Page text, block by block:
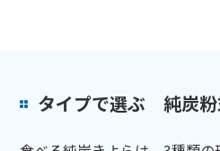
タイプで選ぶ 純炭粉